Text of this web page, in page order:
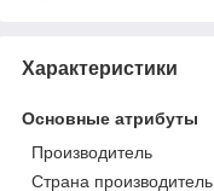
Характеристики
Основные атрибуты
Производитель
Страна производитель